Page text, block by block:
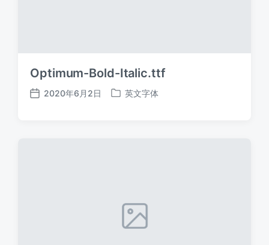
Optimum-Bold-Italic.ttf
发
2020年6月2日
发
英文字体